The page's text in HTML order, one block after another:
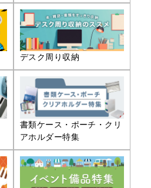
デスク周り収納
書類ケース・ポーチ・クリ
アホルダー特集